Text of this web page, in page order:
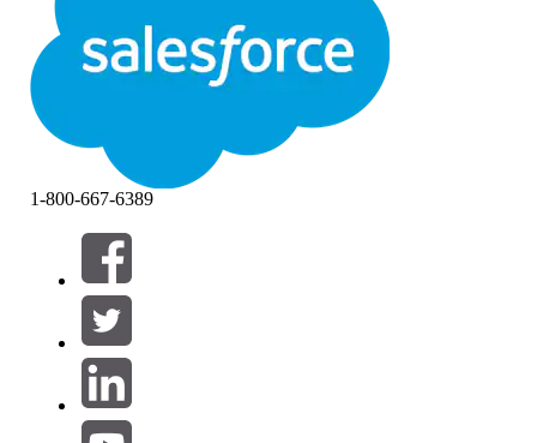
Закрыть
Фильтры (0)
ВЫБРАТЬ ФИЛЬТРЫ
Область продуктов
1-800-667-6389